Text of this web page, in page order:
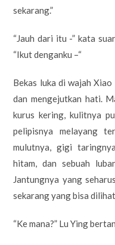
sekarang.”
“Jauh dari itu -” kata
“Ikut denganku –“
Bekas luka di wajah
dan mengejutkan hati.
kurus kering, kulitnya
pelipisnya melayang
mulutnya, gigi
hitam, dan sebuah
Jantungnya yang
sekarang yang bisa
“Ke mana?” Lu Ying